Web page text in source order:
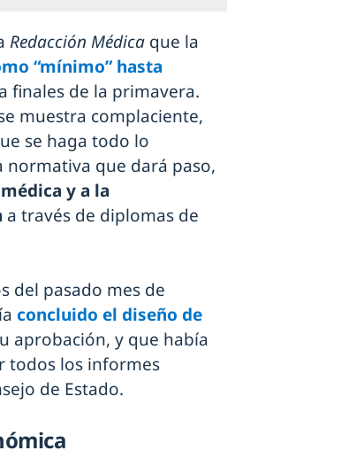
Redacción Médica que la
“mínimo” hasta
finales de la primavera.
muestra complaciente,
se haga todo lo
que dará paso,
y a la
a través de diplomas de
del pasado mes de
concluido el diseño de
aprobación, y que había
todos los informes
de Estado.